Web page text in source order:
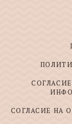
СОГЛАСИЕ НА